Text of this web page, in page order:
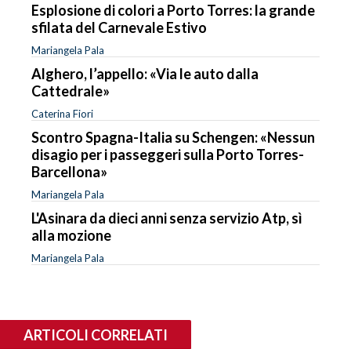
Esplosione di colori a Porto Torres: la grande
sfilata del Carnevale Estivo
Mariangela Pala
Alghero, l’appello: «Via le auto dalla
Cattedrale»
Caterina Fiori
Scontro Spagna-Italia su Schengen: «Nessun
disagio per i passeggeri sulla Porto Torres-
Barcellona»
Mariangela Pala
L'Asinara da dieci anni senza servizio Atp, sì
alla mozione
Mariangela Pala
ARTICOLI CORRELATI